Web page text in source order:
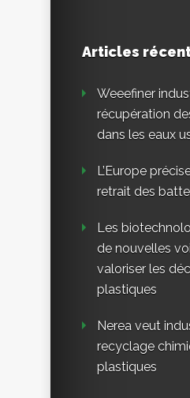
Articles
Weeefiner
récupération
dans les eaux
L’Europe
retrait des
Les
de nouvelles
valoriser les
plastiques
Nerea veut
recyclage
plastiques